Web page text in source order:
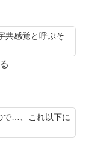
共感覚と呼ぶそ
で…、これ以下に